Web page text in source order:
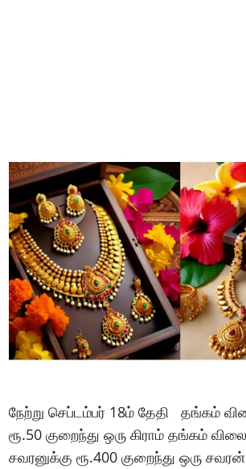
நேற்று செப்டம்பர் 18ம் தேதி தங்கம்
ரூ.50 குறைந்து ஒரு கிராம் தங்கம்
சவரனுக்கு ரூ.400 குறைந்து ஒரு